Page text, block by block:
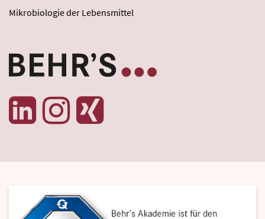
Mikrobiologie der Lebensmittel